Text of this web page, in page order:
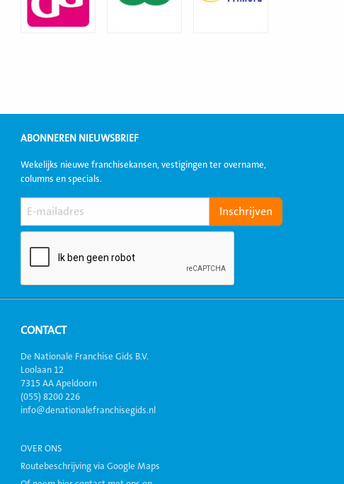
ABONNEREN NIEUWSBRIEF
Wekelijks nieuwe franchisekansen, vestigingen ter overname,
columns en specials.
CONTACT
De Nationale Franchise Gids B.V.
Loolaan 12
7315 AA Apeldoorn
(055) 8200 226
info@denationalefranchisegids.nl
OVER ONS
Routebeschrijving via Google Maps